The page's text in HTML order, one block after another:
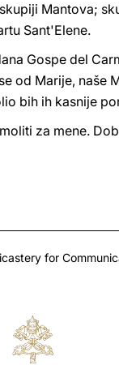
Mantova;
Sant'Elene.
Gospe del
od Marije,
bih ih kasnije
za mene.
for